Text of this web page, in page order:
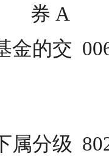
券 A